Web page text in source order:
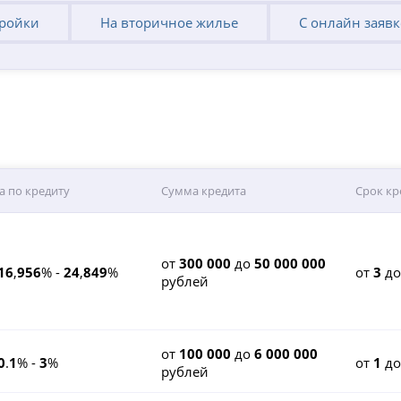
На вторичное жилье С онлайн
по кредиту Сумма кредита Срок
,956% - 24,849% от300 000 до50 000 000
рублей
от3
.1% - 3% от 100 000 до6 000 000
рублей
от 1